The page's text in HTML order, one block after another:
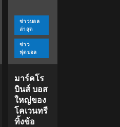
ข่าวบอล
ล่าสุด
ข่าว
ฟุตบอล
มาร์คโร
บินส์ บอส
ใหญ่ของ
โคเวนทรี
ทิ้งข้อ